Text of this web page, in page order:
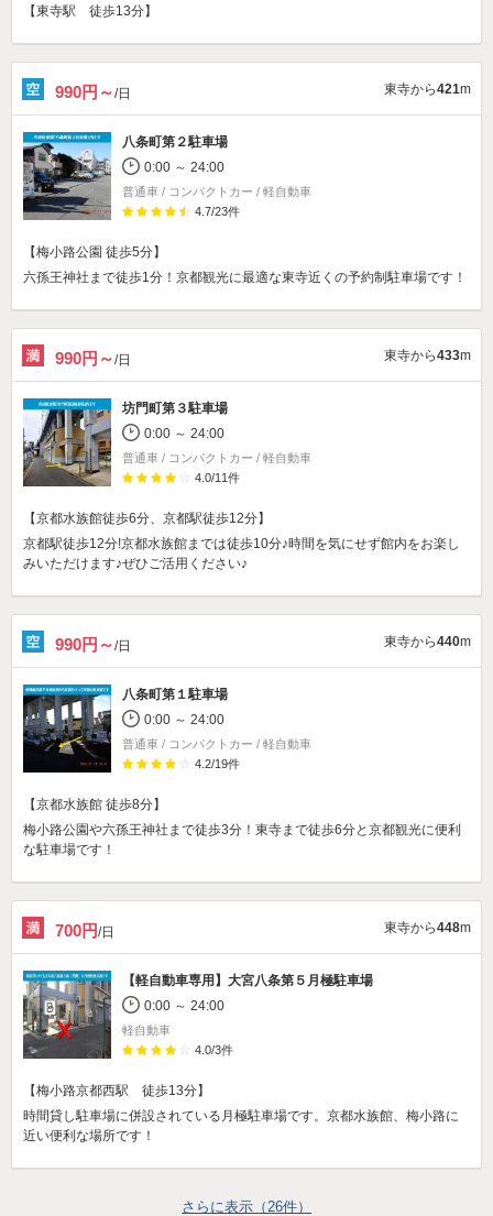
【東寺駅 徒歩13分】
990円～/日 東寺から421m
八条町第２駐車場
0:00 ～ 24:00
普通車 / コンパクトカー / 軽自動車
4.7/23件
【梅小路公園 徒歩5分】
六孫王神社まで徒歩1分！京都観光に最適な東寺近くの予約制駐車場です！
990円～/日 東寺から433m
坊門町第３駐車場
0:00 ～ 24:00
普通車 / コンパクトカー / 軽自動車
4.0/11件
【京都水族館徒歩6分、京都駅徒歩12分】
京都駅徒歩12分!京都水族館までは徒歩10分♪時間を気にせず館内をお楽し
みいただけます♪ぜひご活用ください♪
990円～/日 東寺から440m
八条町第１駐車場
0:00 ～ 24:00
普通車 / コンパクトカー / 軽自動車
4.2/19件
【京都水族館 徒歩8分】
梅小路公園や六孫王神社まで徒歩3分！東寺まで徒歩6分と京都観光に便利
な駐車場です！
700円/日 東寺から448m
【軽自動車専用】 大宮八条第５月極駐車場
0:00 ～ 24:00
軽自動車
4.0/3件
【梅小路京都西駅 徒歩13分】
時間貸し駐車場に併設されている月極駐車場です。京都水族館、梅小路に
近い便利な場所です！
さらに表示（26件）